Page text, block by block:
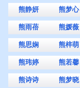
熊静妍 熊梦心
熊雨蓓 熊媛薇
熊思娴 熊梓萌
熊玮婷 熊若馨
熊诗诗 熊梦晓